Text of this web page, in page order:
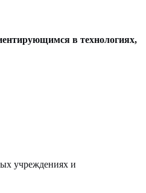
в технологиях,
учреждениях и